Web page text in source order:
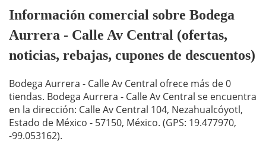
Información comercial sobre Bodega
Aurrera - Calle Av Central (ofertas,
noticias, rebajas, cupones de descuentos)
Bodega Aurrera - Calle Av Central ofrece más de 0
tiendas. Bodega Aurrera - Calle Av Central se encuentra
en la dirección: Calle Av Central 104, Nezahualcóyotl,
Estado de México - 57150, México. (GPS: 19.477970,
-99.053162).